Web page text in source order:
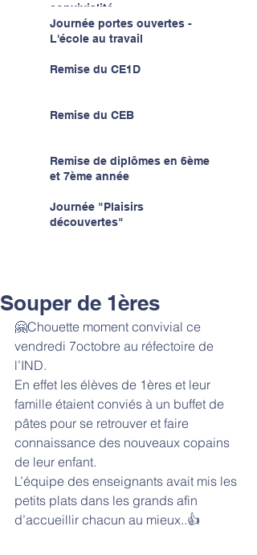
convivialité...
Journée portes ouvertes -
L'école au travail
Remise du CE1D
Remise du CEB
Remise de diplômes en 6ème
et 7ème année
Journée "Plaisirs
découvertes"
Souper de 1ères
🤗Chouette moment convivial ce
vendredi 7octobre au réfectoire de
l’IND.
En effet les élèves de 1ères et leur
famille étaient conviés à un buffet de
pâtes pour se retrouver et faire
connaissance des nouveaux copains
de leur enfant.
L’équipe des enseignants avait mis les
petits plats dans les grands afin
d’accueillir chacun au mieux..👍